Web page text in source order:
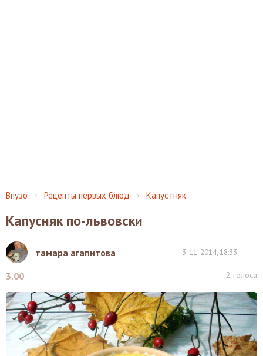
Впузо Рецепты первых блюд Капустняк
Капусняк по-львовски
тамара агапитова 3-11-2014, 18:33
3.00 2 голоса